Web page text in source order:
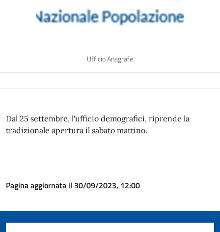
Ufficio Anagrafe
Dal 25 settembre, l'ufficio demografici, riprende la
tradizionale apertura il sabato mattino.
Pagina aggiornata il 30/09/2023, 12:00